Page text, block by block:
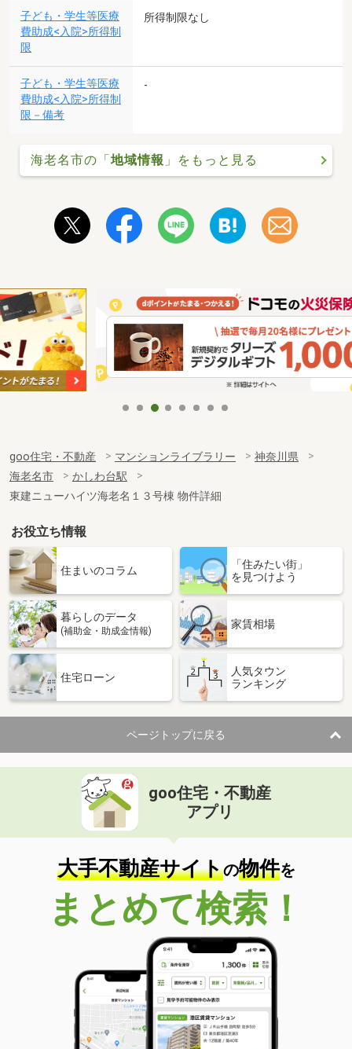
子ども・学生等医療
費助成<入院>所得制
限
所得制限なし
子ども・学生等医療
費助成<入院>所得制
限－備考
-
海老名市の「地域情報 」をもっと見る
goo住宅・不動産 マンションライブラリー
神奈川県
海老名市
かしわ台駅
東建ニューハイツ海老名１３号棟 物件詳細
お役立ち情報
住まいのコラム
「住みたい街」
を見つけよう
暮らしのデータ
(補助金・助成金情報)
家賃相場
住宅ローン
人気タウン
ランキング
ページトップに戻る
goo住宅・不動産
アプリ
大手不動産サイトの物件を
まとめて検索！